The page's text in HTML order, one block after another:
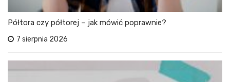
Półtora czy półtorej – jak mówić poprawnie?
7 sierpnia 2026